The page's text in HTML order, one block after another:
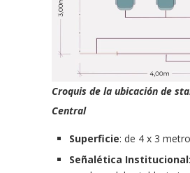
Croquis de la ubicación de
Central
Superficie: de 4 x 3
Señalética Institucional: